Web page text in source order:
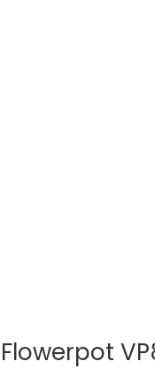
Flowerpot